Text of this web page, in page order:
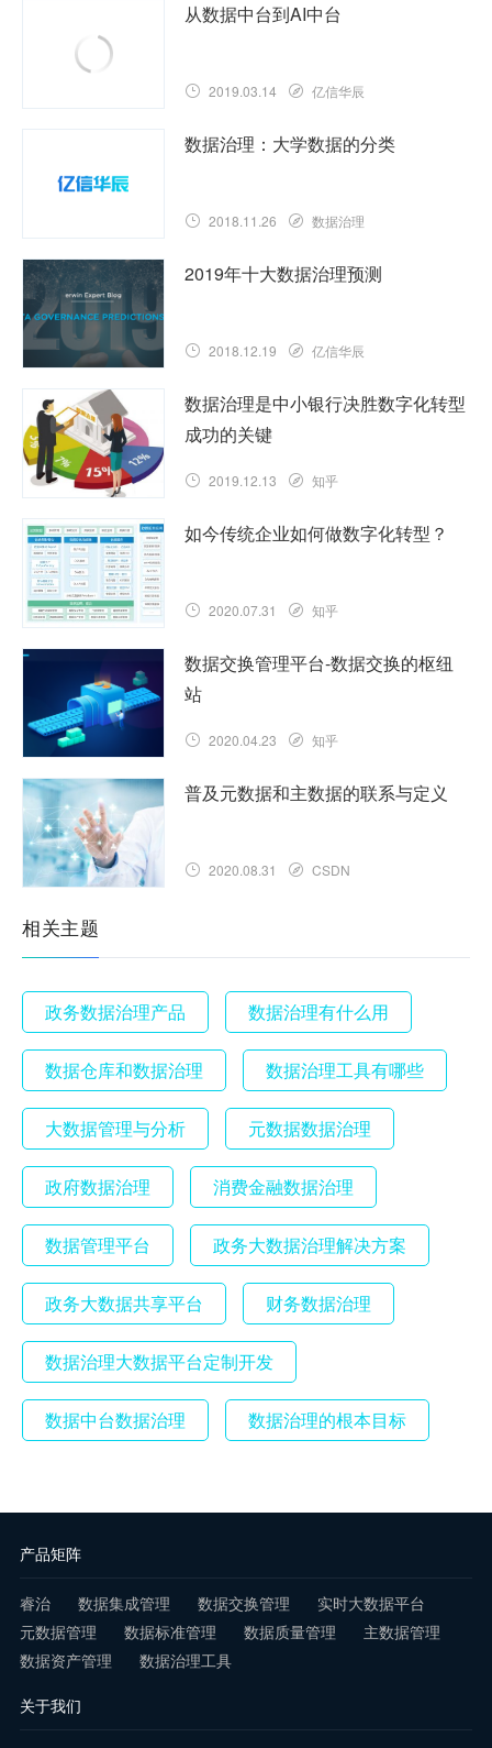
从数据中台到AI中台
2019.03.14 亿信华辰
数据治理：大学数据的分类
2018.11.26 数据治理
2019年十大数据治理预测
2018.12.19 亿信华辰
数据治理是中小银行决胜数字化转型
成功的关键
2019.12.13 知乎
如今传统企业如何做数字化转型？
2020.07.31 知乎
数据交换管理平台-数据交换的枢纽
站
2020.04.23 知乎
普及元数据和主数据的联系与定义
2020.08.31 CSDN
相关主题
政务数据治理产品 数据治理有什么用
数据仓库和数据治理 数据治理工具有哪些
大数据管理与分析 元数据数据治理
政府数据治理 消费金融数据治理
数据管理平台 政务大数据治理解决方案
政务大数据共享平台 财务数据治理
数据治理大数据平台定制开发
数据中台数据治理 数据治理的根本目标
产品矩阵
睿治 数据集成管理 数据交换管理
实时大数据平台
元数据管理
数据标准管理 数据质量管理
主数据管理
数据资产管理
数据治理工具
关于我们